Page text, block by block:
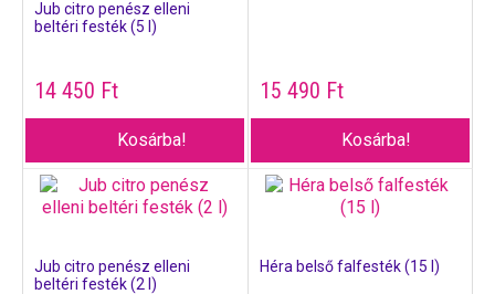
Jub citro penész elleni
beltéri festék (5 l)
14 450 Ft
Kosárba!
15 490 Ft
Kosárba!
Jub citro penész elleni
beltéri festék (2 l)
Héra belső falfesték (15 l)